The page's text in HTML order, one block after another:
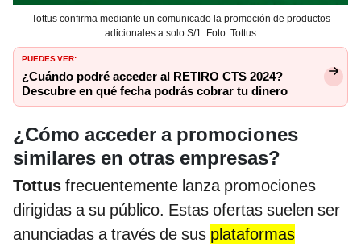
Tottus confirma mediante un comunicado la promoción de productos
adicionales a solo S/1. Foto: Tottus
PUEDES VER:
¿Cuándo podré acceder al RETIRO CTS 2024?
Descubre en qué fecha podrás cobrar tu dinero
¿Cómo acceder a promociones
similares en otras empresas?
Tottus frecuentemente lanza promociones
dirigidas a su público. Estas ofertas suelen ser
anunciadas a través de sus plataformas